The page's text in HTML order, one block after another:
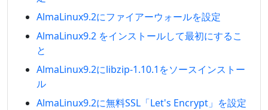
AlmaLinux9.2にファイアーウォールを設定
AlmaLinux9.2 をインストールして最初にするこ
と
AlmaLinux9.2にlibzip-1.10.1をソースインストー
ル
AlmaLinux9.2に無料SSL「Let's Encrypt」を設定